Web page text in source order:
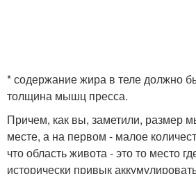
* содержание жира в теле должно
толщина мышц пресса.
Причем, как вы, заметили, размер
месте, а на первом - малое
что область живота - это то место
исторически привык